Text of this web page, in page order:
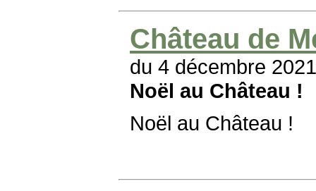
Château de
du 4 décembre
Noël au Château !
Noël au Château !